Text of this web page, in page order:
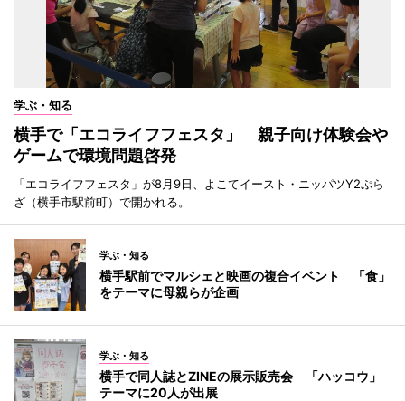
学ぶ・知る
横手で「エコライフフェスタ」 親子向け体験会や
ゲームで環境問題啓発
「エコライフフェスタ」が8月9日、よこてイースト・ニッパツY2ぷら
ざ（横手市駅前町）で開かれる。
学ぶ・知る
横手駅前でマルシェと映画の複合イベント 「食」
をテーマに母親らが企画
学ぶ・知る
横手で同人誌とZINEの展示販売会 「ハッコウ」
テーマに20人が出展